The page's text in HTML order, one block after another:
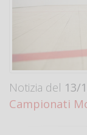
Notizia del 13/
Campionati